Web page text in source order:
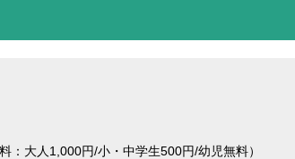
：大人1,000円/小・中学生500円/幼児無料）